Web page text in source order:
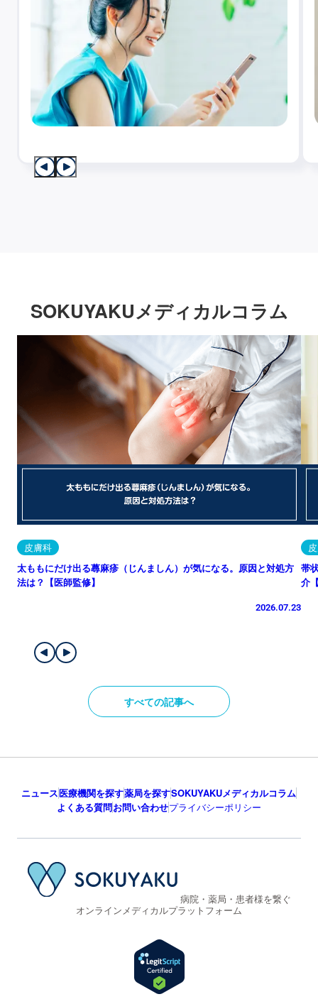
SOKUYAKUメディカルコラム
皮膚科
太ももにだけ出る蕁麻疹（じんましん）が気になる。原因と対処方
法は？【医師監修】
2026.07.23
帯
介
すべての記事へ
ニュース医療機関を探す薬局を探すSOKUYAKUメディカルコラム
よくある質問お問い合わせプライバシーポリシー
病院・薬局・患者様を繋ぐ
オンラインメディカルプラットフォーム